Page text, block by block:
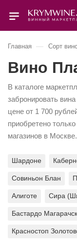
Главная — Сорт
Вино
В каталоге
забронировать
цене от 1 700
приобретено
магазинов в Москве.
Шардоне
Совиньон Блан
Алиготе Сира
Бастардо
Красностоп